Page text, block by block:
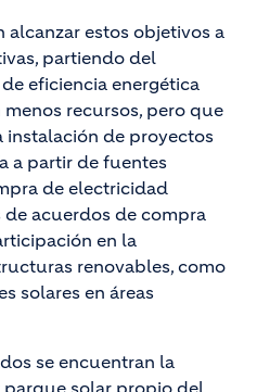
alcanzar estos objetivos a
partiendo del
eficiencia energética
recursos, pero que
instalación de proyectos
a partir de fuentes
de electricidad
acuerdos de compra
en la
renovables, como
solares en áreas
se encuentran la
solar propio del